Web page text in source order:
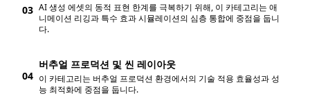
03 AI 생성 에셋의 동적 표현 한계를 극복하기 위해, 이 카테고리는 애
니메이션 리깅과 특수 효과 시뮬레이션의 심층 통합에 중점을 둡니
다.
04
버추얼 프로덕션 및 씬 레이아웃
이 카테고리는 버추얼 프로덕션 환경에서의 기술 적용 효율성과 성
능 최적화에 중점을 둡니다.